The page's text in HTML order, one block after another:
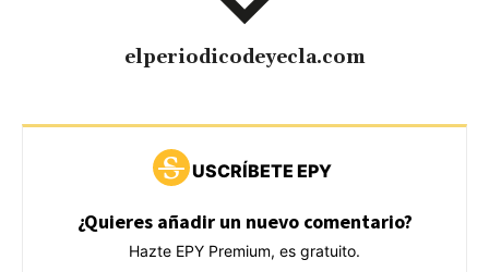
elperiodicodeyecla.com
USCRÍBETE EPY
¿Quieres añadir un nuevo comentario?
Hazte EPY Premium, es gratuito.